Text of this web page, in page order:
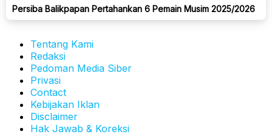
Persiba Balikpapan Pertahankan 6 Pemain Musim 2025/2026
Tentang Kami
Redaksi
Pedoman Media Siber
Privasi
Contact
Kebijakan Iklan
Disclaimer
Hak Jawab & Koreksi